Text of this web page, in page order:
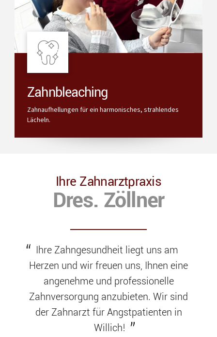
Zahnbleaching
Zahnaufhellungen für ein harmonisches, strahlendes
Lächeln.
Ihre Zahnarztpraxis
Dres. Zöllner
Ihre Zahngesundheit liegt uns am
Herzen und wir freuen uns, Ihnen eine
angenehme und professionelle
Zahnversorgung anzubieten. Wir sind
der Zahnarzt für Angstpatienten in
Willich!